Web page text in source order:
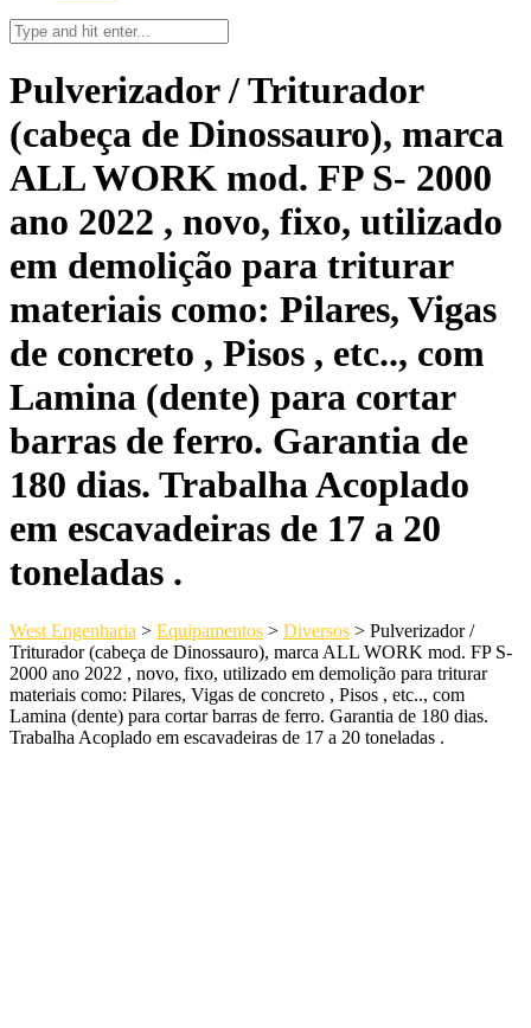
Pulverizador / Triturador
(cabeça de Dinossauro), marca
ALL WORK mod. FP S- 2000
ano 2022 , novo, fixo, utilizado
em demolição para triturar
materiais como: Pilares, Vigas
de concreto , Pisos , etc.., com
Lamina (dente) para cortar
barras de ferro. Garantia de
180 dias. Trabalha Acoplado
em escavadeiras de 17 a 20
toneladas .
West Engenharia > Equipamentos > Diversos > Pulverizador /
Triturador (cabeça de Dinossauro), marca ALL WORK mod. FP S-
2000 ano 2022 , novo, fixo, utilizado em demolição para triturar
materiais como: Pilares, Vigas de concreto , Pisos , etc.., com
Lamina (dente) para cortar barras de ferro. Garantia de 180 dias.
Trabalha Acoplado em escavadeiras de 17 a 20 toneladas .